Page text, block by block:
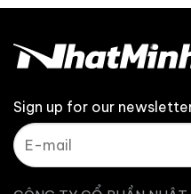
là:
Sign up for our